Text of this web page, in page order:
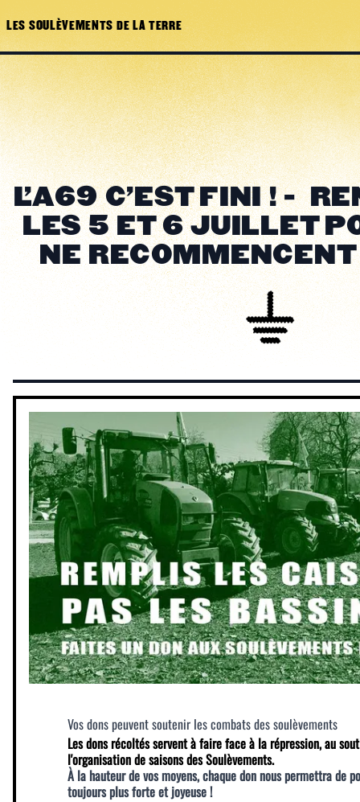
LES SOULÈVEMENTS DE LA TERRE
L'A69 C'EST FINI ! -
LES 5 ET 6 JUILLET
NE
Vos dons peuvent soutenir les combats des soulèvements
Les dons récoltés servent à faire face à la répression, au
l'organisation de saisons des Soulèvements.
À la hauteur de vos moyens, chaque don nous permettra de
toujours plus forte et joyeuse !